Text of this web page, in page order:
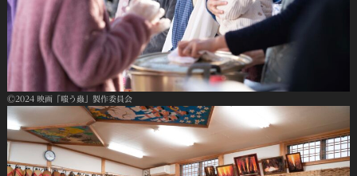
Ⓒ2024 映画「嗤う蟲」製作委員会